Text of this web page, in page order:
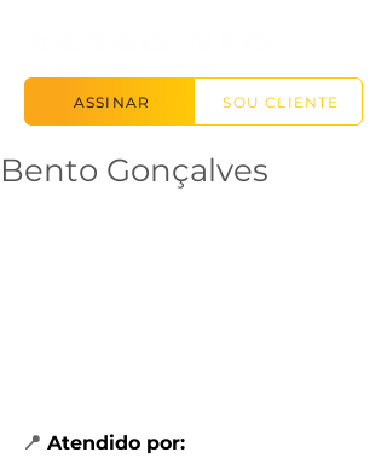
SOU CLIENTE
ASSINAR
Bento Gonçalves
📍 Atendido por: